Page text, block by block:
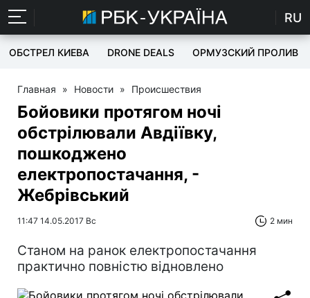
RU
ОБСТРЕЛ КИЕВА DRONE DEALS ОРМУЗСКИЙ ПРОЛИВ
Главная » Новости » Происшествия
Бойовики протягом ночі
обстрілювали Авдіївку,
пошкоджено
електропостачання, -
Жебрівський
11:47 14.05.2017 Вс 2 мин
Станом на ранок електропостачання
практично повністю відновлено